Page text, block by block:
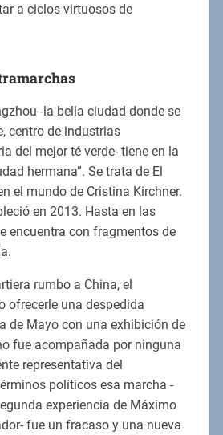
a ciclos virtuosos de
-la bella ciudad donde se
centro de industrias
del mejor té verde- tiene en la
hermana”. Se trata de El
el mundo de Cristina Kirchner.
en 2013. Hasta en las
encuentra con fragmentos de
rumbo a China, el
ofrecerle una despedida
de Mayo con una exhibición de
fue acompañada por ninguna
representativa del
políticos esa marcha -
experiencia de Máximo
fue un fracaso y una nueva